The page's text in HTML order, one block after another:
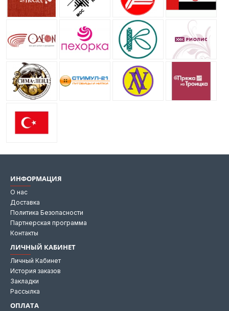
ИНФОРМАЦИЯ
О нас
Доставка
Политика Безопасности
Партнерская программа
Контакты
ЛИЧНЫЙ КАБИНЕТ
Личный Кабинет
История заказов
Закладки
Рассылка
ОПЛАТА